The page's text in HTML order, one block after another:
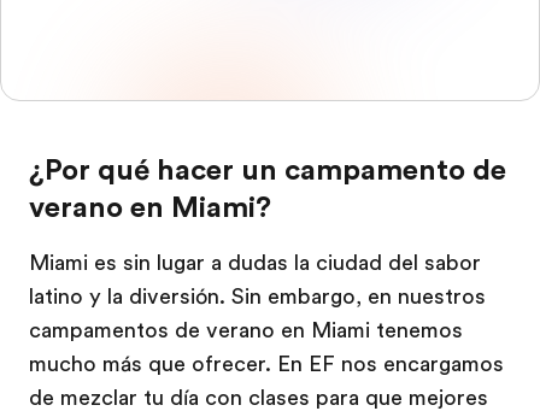
¿Por qué hacer un campamento de
verano en Miami?
Miami es sin lugar a dudas la ciudad del sabor
latino y la diversión. Sin embargo, en nuestros
campamentos de verano en Miami tenemos
mucho más que ofrecer. En EF nos encargamos
de mezclar tu día con clases para que mejores